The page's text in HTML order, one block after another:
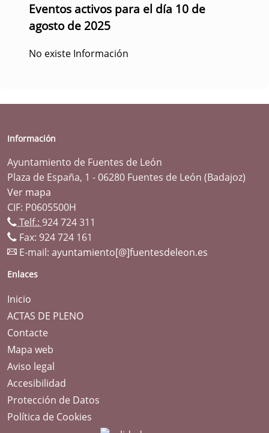
Eventos activos para el día 10 de
agosto de 2025
No existe Información
Información
Ayuntamiento de Fuentes de León
Plaza de España, 1 - 06280 Fuentes de León (Badajoz)
Ver mapa
CIF: P0605500H
Telf.: 924 724 311
Fax: 924 724 161
E-mail: ayuntamiento[@]fuentesdeleon.es
Enlaces
Inicio
ACTAS DE PLENO
Contacte
Mapa web
Aviso legal
Accesibilidad
Protección de Datos
Política de Cookies